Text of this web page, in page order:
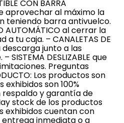
CON BARRA
aprovechar al máximo la
teniendo barra antivuelco.
AUTOMÁTICO al cerrar la
tu caja. – CANALETAS DE
descarga junto a las
DESLIZABLE que
Preguntas
Los productos son
son 100%
y garantía de
stock de los productos
exhibidos cuentan con
inmediata o a